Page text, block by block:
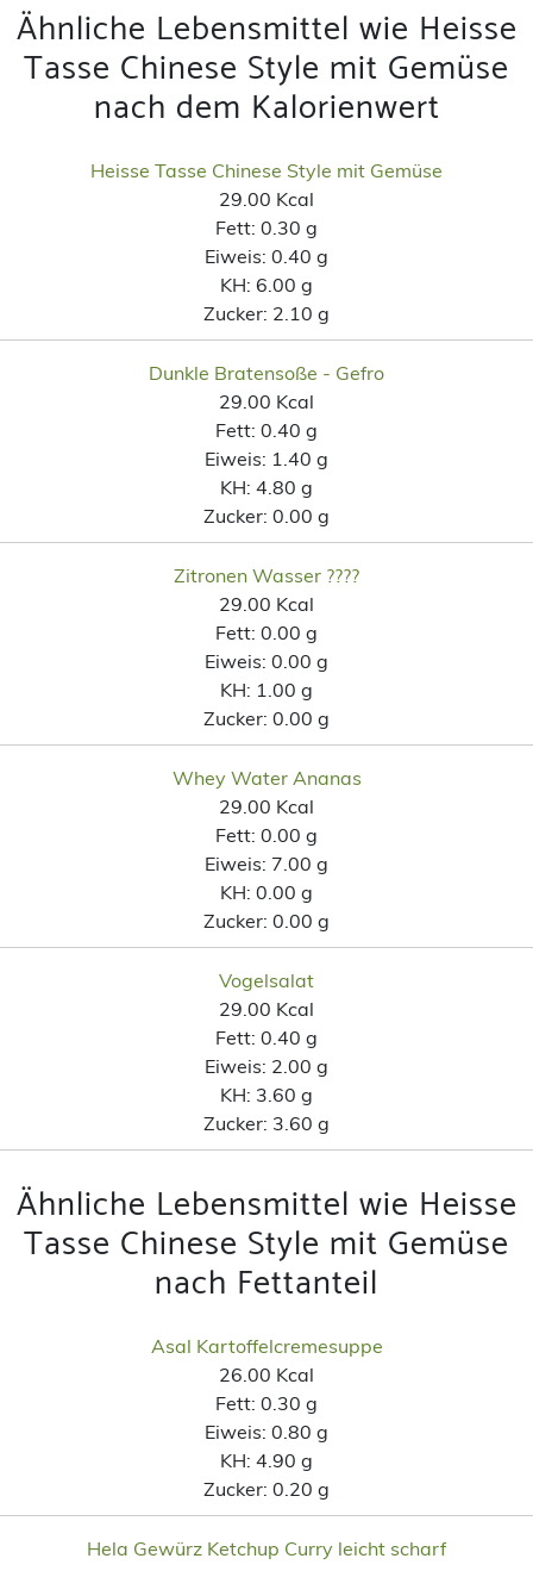
Ähnliche Lebensmittel wie Heisse
Tasse Chinese Style mit Gemüse
nach dem Kalorienwert
Heisse Tasse Chinese Style mit Gemüse
29.00 Kcal
Fett: 0.30 g
Eiweis: 0.40 g
KH: 6.00 g
Zucker: 2.10 g
Dunkle Bratensoße - Gefro
29.00 Kcal
Fett: 0.40 g
Eiweis: 1.40 g
KH: 4.80 g
Zucker: 0.00 g
Zitronen Wasser ????
29.00 Kcal
Fett: 0.00 g
Eiweis: 0.00 g
KH: 1.00 g
Zucker: 0.00 g
Whey Water Ananas
29.00 Kcal
Fett: 0.00 g
Eiweis: 7.00 g
KH: 0.00 g
Zucker: 0.00 g
Vogelsalat
29.00 Kcal
Fett: 0.40 g
Eiweis: 2.00 g
KH: 3.60 g
Zucker: 3.60 g
Ähnliche Lebensmittel wie Heisse
Tasse Chinese Style mit Gemüse
nach Fettanteil
Asal Kartoffelcremesuppe
26.00 Kcal
Fett: 0.30 g
Eiweis: 0.80 g
KH: 4.90 g
Zucker: 0.20 g
Hela Gewürz Ketchup Curry leicht scharf